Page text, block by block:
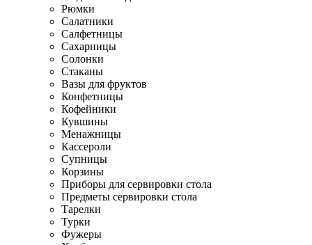
Рюмки
Салатники
Салфетницы
Сахарницы
Солонки
Стаканы
Вазы для фруктов
Конфетницы
Кофейники
Кувшины
Менажницы
Кассероли
Супницы
Корзины
Приборы для сервировки стола
Предметы сервировки стола
Тарелки
Турки
Фужеры